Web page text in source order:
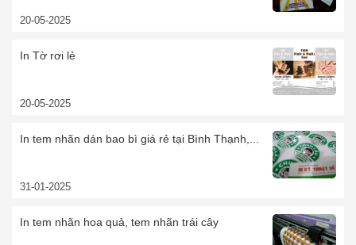
20-05-2025
In Tờ rơi lẻ
20-05-2025
In tem nhãn dán bao bì giá rẻ tại Bình Thạnh,...
31-01-2025
In tem nhãn hoa quả, tem nhãn trái cây